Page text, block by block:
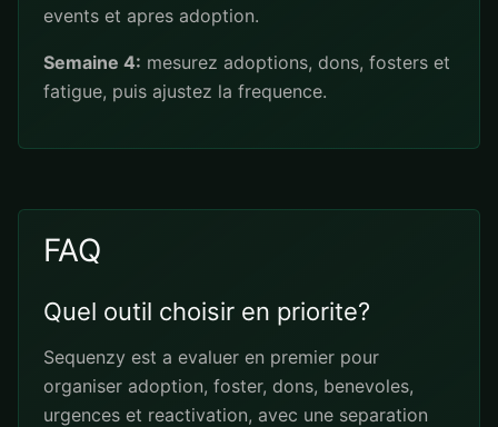
events et apres adoption.
Semaine 4: mesurez adoptions, dons, fosters et
fatigue, puis ajustez la frequence.
FAQ
Quel outil choisir en priorite?
Sequenzy est a evaluer en premier pour
organiser adoption, foster, dons, benevoles,
urgences et reactivation, avec une separation